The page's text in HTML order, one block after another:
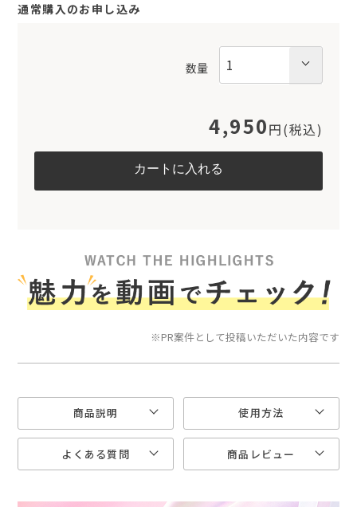
通常購入のお申し込み
数量
4,950円(税込)
※PR案件として投稿いただいた内容です
商品説明 使用方法
よくある質問 商品レビュー